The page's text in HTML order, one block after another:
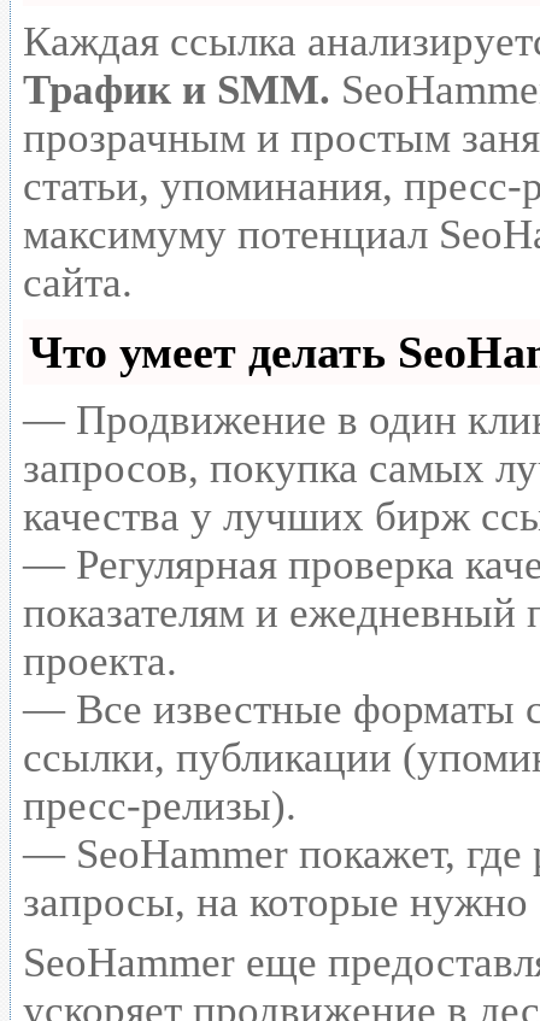
Каждая ссылка
Трафик и SMM.
прозрачным и простым
статьи, упоминания,
максимуму потенциал
сайта.
Что умеет делать
— Продвижение в один
запросов, покупка самых
качества у лучших бирж
— Регулярная проверка
показателям и ежедневный
проекта.
— Все известные форматы
ссылки, публикации
пресс-релизы).
— SeoHammer покажет, где
запросы, на которые нужно
SeoHammer еще
ускоряет продвижение в